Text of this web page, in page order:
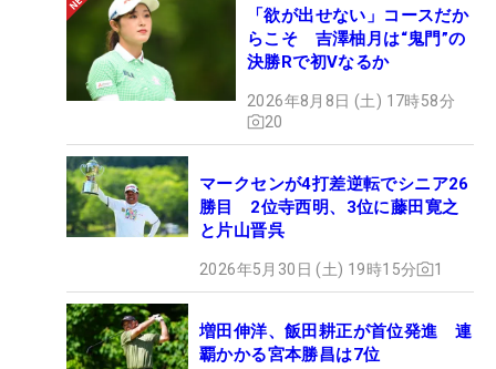
「欲が出せない」コースだか
らこそ 吉澤柚月は“鬼門”の
決勝Rで初Vなるか
2026年8月8日 (土) 17時58分
20
マークセンが4打差逆転でシニア26
勝目 2位寺西明、3位に藤田寛之
と片山晋呉
2026年5月30日 (土) 19時15分 1
増田伸洋、飯田耕正が首位発進 連
覇かかる宮本勝昌は7位